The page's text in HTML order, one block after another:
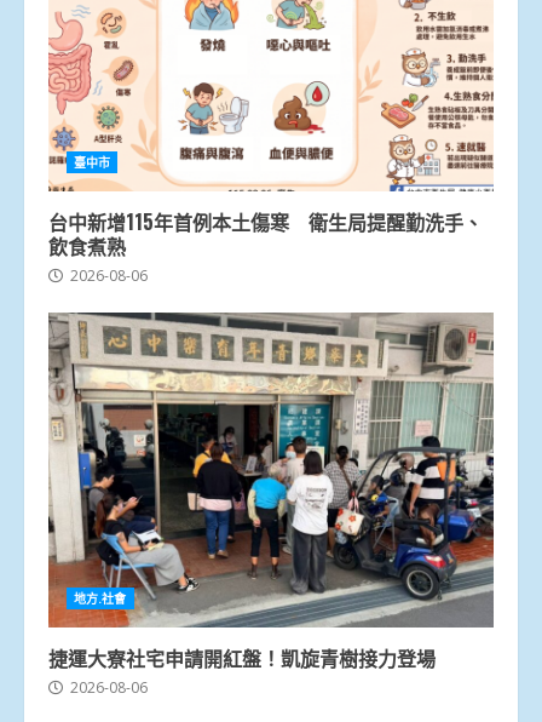
臺中市
台中新增115年首例本土傷寒 衛生局提醒勤洗手、
飲食煮熟
2026-08-06
地方.社會
捷運大寮社宅申請開紅盤！凱旋青樹接力登場
2026-08-06